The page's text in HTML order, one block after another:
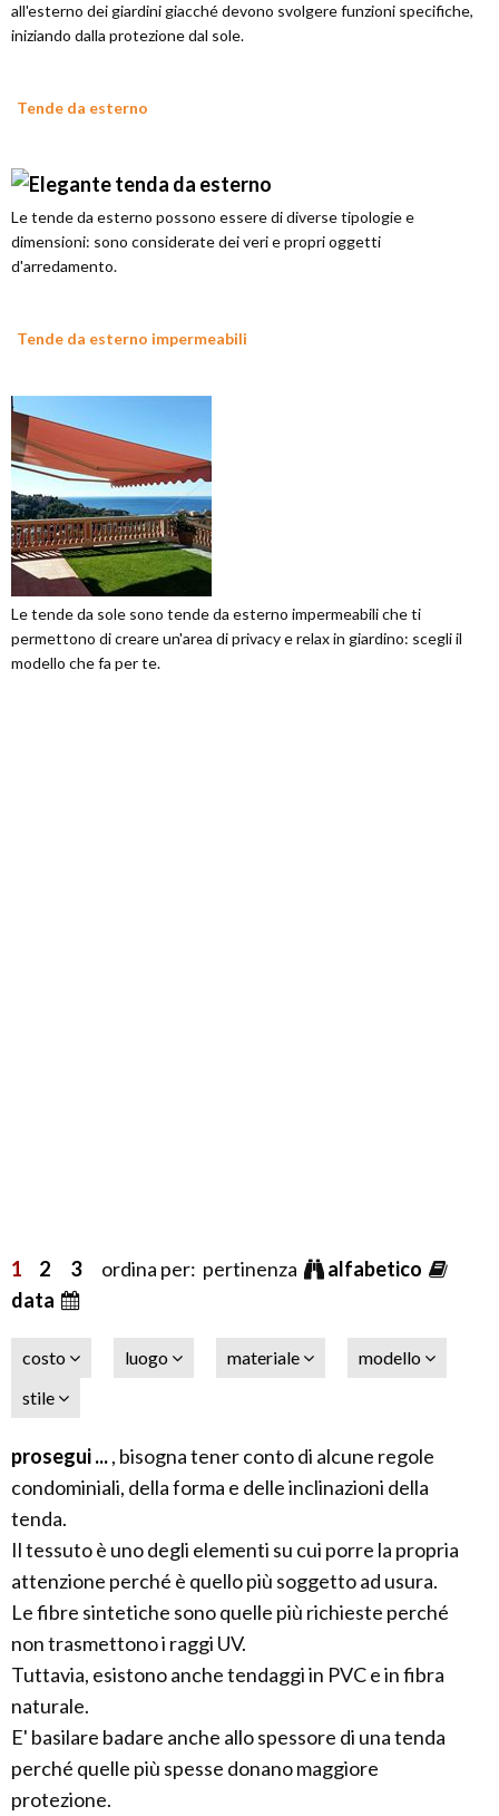
all'esterno dei giardini giacché devono svolgere funzioni specifiche,
iniziando dalla protezione dal sole.
Tende da esterno
Le tende da esterno possono essere di diverse tipologie e
dimensioni: sono considerate dei veri e propri oggetti
d'arredamento.
Tende da esterno impermeabili
Le tende da sole sono tende da esterno impermeabili che ti
permettono di creare un'area di privacy e relax in giardino: scegli il
modello che fa per te.
1 2 3ordina per: pertinenza
alfabetico
data
costo luogo materiale
modello
stile
prosegui ..., bisogna tener conto di alcune regole
condominiali, della forma e delle inclinazioni della
tenda.
Il tessuto è uno degli elementi su cui porre la propria
attenzione perché è quello più soggetto ad usura.
Le fibre sintetiche sono quelle più richieste perché
non trasmettono i raggi UV.
Tuttavia, esistono anche tendaggi in PVC e in fibra
naturale.
E' basilare badare anche allo spessore di una tenda
perché quelle più spesse donano maggiore
protezione.